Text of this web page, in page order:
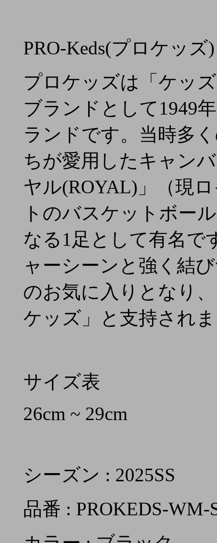
PRO-Keds(プロケッズ)
プロケッズは「ケッ
ブランドとして1949
ランドです。当時多
ちが愛用したキャン
ヤル(ROYAL)」（現
トのバスケットボー
なる1足として有名で
ャーシーンと強く結
のお気に入りとなり
ケッズ」と支持され
サイズ表
26cm ~ 29cm
シーズン : 2025SS
品番 : PROKEDS-WM-